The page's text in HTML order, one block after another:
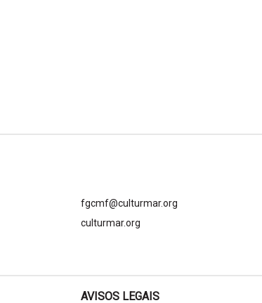
fgcmf@culturmar.org
culturmar.org
AVISOS LEGAIS